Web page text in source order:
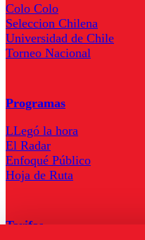
Colo Colo
Seleccion Chilena
Universidad de Chile
Torneo Nacional
Programas
LLegó la hora
El Radar
Enfoqué Público
Hoja de Ruta
Tarifas